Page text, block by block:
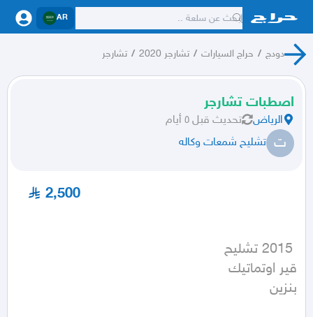
AR
دودج / حراج السيارات / تشارجر 2020 / تشارجر
اصطبات تشارجر
الرياض تحديث قبل ٥ أيام
ت تشليح شمعات وكاله
2,500
بنزين